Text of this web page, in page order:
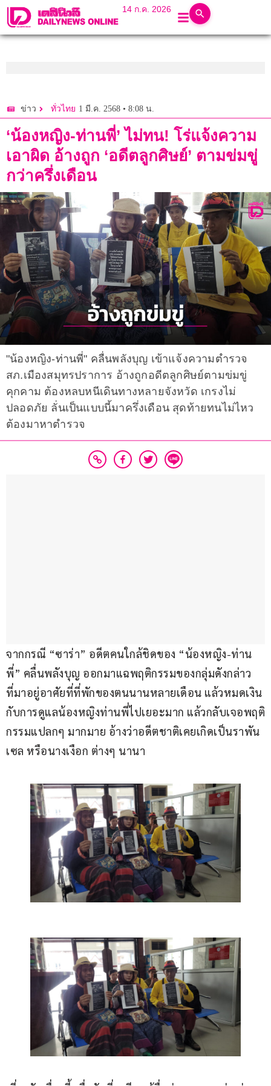
14 ก.ค. 2026
ข่าว ทั่วไทย 1 มี.ค. 2568 • 8:08 น.
‘น้องหญิง-ท่านพี่’ ไม่ทน! โร่แจ้งความ
เอาผิด อ้างถูก ‘อดีตลูกศิษย์’ ตามข่มขู่
กว่าครึ่งเดือน
"น้องหญิง-ท่านพี่" คลื่นพลังบุญ เข้าแจ้งความตำรวจ
สภ.เมืองสมุทรปราการ อ้างถูกอดีตลูกศิษย์ตามข่มขู่
คุกคาม ต้องหลบหนีเดินทางหลายจังหวัด เกรงไม่
ปลอดภัย ลั่นเป็นแบบนี้มาครึ่งเดือน สุดท้ายทนไม่ไหว
ต้องมาหาตำรวจ
จากกรณี “ซาร่า” อดีตคนใกล้ชิดของ “น้องหญิง-ท่าน
พี่” คลื่นพลังบุญ ออกมาแฉพฤติกรรมของกลุ่มดังกล่าว
ที่มาอยู่อาศัยที่ที่พักของตนนานหลายเดือน แล้วหมดเงิน
กับการดูแลน้องหญิงท่านพี่ไปเยอะมาก แล้วกลับเจอพฤติ
กรรมแปลกๆ มากมาย อ้างว่าอดีตชาติเคยเกิดเป็นราพัน
เซล หรือนางเงือก ต่างๆ นานา